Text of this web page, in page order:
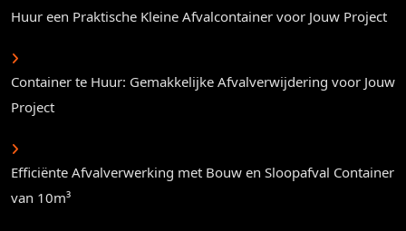
Huur een Praktische Kleine Afvalcontainer voor Jouw Project
Container te Huur: Gemakkelijke Afvalverwijdering voor Jouw
Project
Efficiënte Afvalverwerking met Bouw en Sloopafval Container
van 10m³